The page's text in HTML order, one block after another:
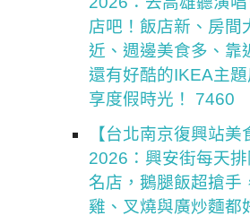
店吧！飯店新、房間
近、週邊美食多、靠
還有好酷的IKEA主
享度假時光！ 7460
【台北南京復興站
2026：興安街每天
名店，鵝腿飯超搶手
雞、叉燒與廣炒麵都